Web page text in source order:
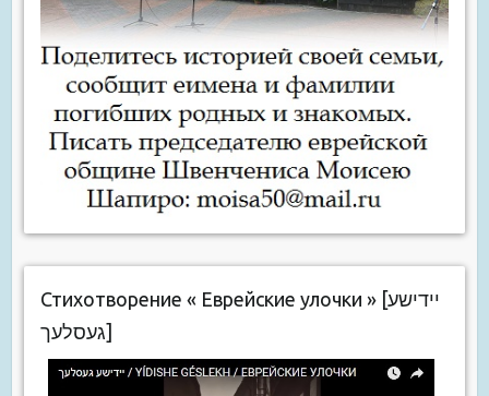
Стихотворение « Еврейские улочки » [יידישע
געסלעך]